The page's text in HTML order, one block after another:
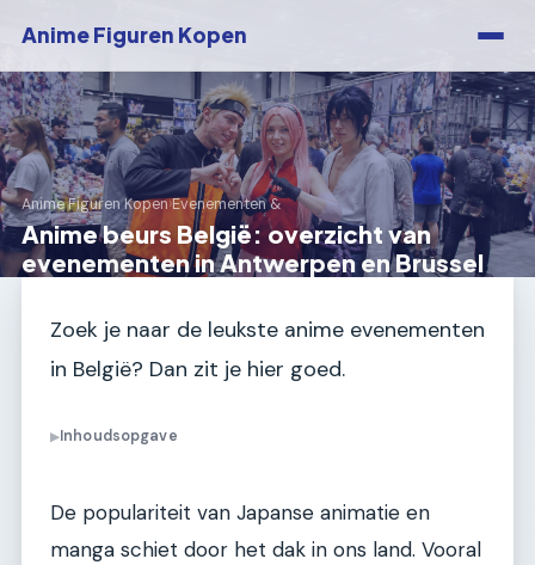
Anime Figuren Kopen
Anime Figuren Kopen›Evenementen &
Anime beurs België: overzicht van
evenementen in Antwerpen en Brussel
Zoek je naar de leukste anime evenementen
in België? Dan zit je hier goed.
▶Inhoudsopgave
De populariteit van Japanse animatie en
manga schiet door het dak in ons land. Vooral